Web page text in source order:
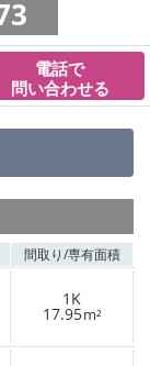
電話で
問い合わせる
間取り/専有面積
1K
17.95m²